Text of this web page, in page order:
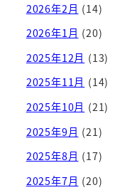
2026年2月 (14)
2026年1月 (20)
2025年12月 (13)
2025年11月 (14)
2025年10月 (21)
2025年9月 (21)
2025年8月 (17)
2025年7月 (20)